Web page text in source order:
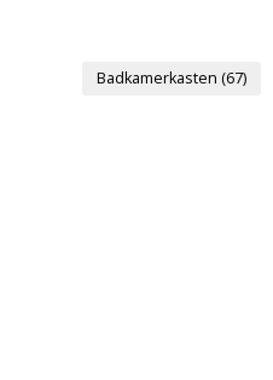
Badkamerkasten (67)